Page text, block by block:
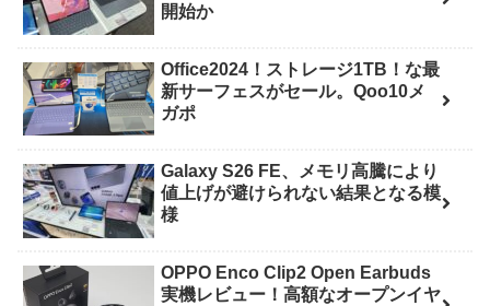
開始か
Office2024！ストレージ1TB！な最
新サーフェスがセール。Qoo10メ
ガポ
Galaxy S26 FE、メモリ高騰により
値上げが避けられない結果となる模
様
OPPO Enco Clip2 Open Earbuds
実機レビュー！高額なオープンイヤ